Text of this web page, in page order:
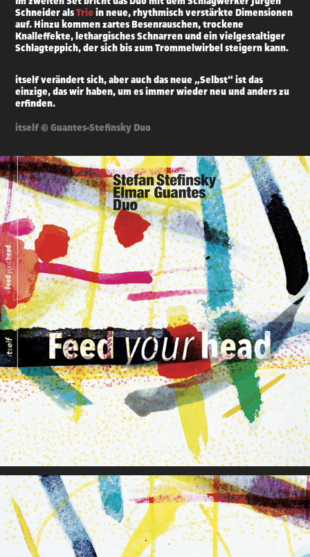
Schneider alsTrioin neue, rhythmisch verstärkte Dimensionen
auf. Hinzu kommen zartes Besenrauschen, trockene
Knalleffekte, lethargisches Schnarren und ein vielgestaltiger
Schlagteppich, der sich bis zum Trommelwirbel steigern kann.
itself verändert sich, aber auch das neue „Selbst“ ist das
einzige, das wir haben, um es immer wieder neu und anders zu
erfinden.
itself © Guantes-Stefinsky Duo